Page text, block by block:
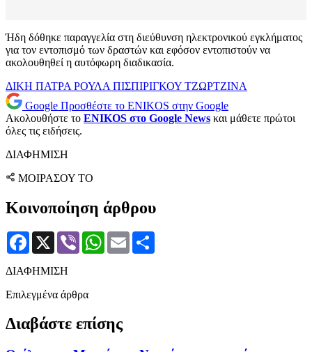
Ήδη δόθηκε παραγγελία στη διεύθυνση ηλεκτρονικού εγκλήματος
για τον εντοπισμό των δραστών και εφόσον εντοπιστούν να
ακολουθηθεί η αυτόφωρη διαδικασία.
ΔΙΚΗ ΠΑΤΡΑ ΡΟΥΛΑ ΠΙΣΠΙΡΙΓΚΟΥ ΤΖΩΡΤΖΙΝΑ
Google Προσθέστε το ENIKOS στην Google
Ακολουθήστε το ENIKOS στο Google News και μάθετε πρώτοι
όλες τις ειδήσεις.
ΔΙΑΦΗΜΙΣΗ
ΜΟΙΡΑΣΟΥ ΤΟ
Κοινοποίηση άρθρου
Facebook
X Viber WhatsApp
Email
ΔΙΑΦΗΜΙΣΗ
Επιλεγμένα άρθρα
Διαβάστε επίσης